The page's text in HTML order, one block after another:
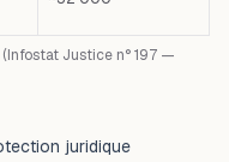
Justice n° 197 —
juridique